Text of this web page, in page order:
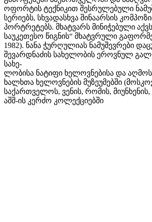
ოფორტის ტექნიკით შესრულებული
სერიებს, სხვადასხვა შინაარსის
პორტრეტებს. მხატვარს მინიჭებული
საუკეთესო წიგნის“ მხატვრული
1982). ნანა ჭურღულიას ნამუშევრები
შევარდნაძის სახელობის ეროვნულ
სახე-
ლობისა ნატიფი ხელოვნებისა და
ხალხთა ხელოვნების მუზეუმებში
საქართველოს, ვენის, რომის,
აშშ-ის კერძო კოლექციებში